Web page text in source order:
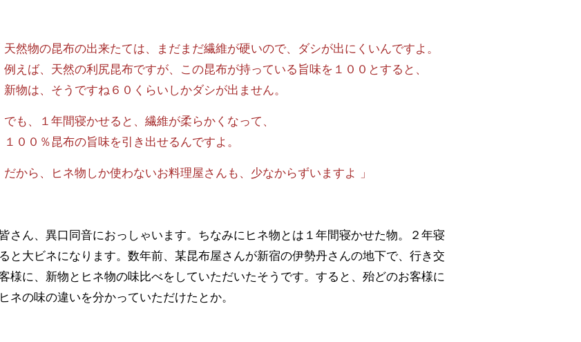
天然物の昆布の出来たては、まだまだ繊維が硬いので、ダシが出にくいんですよ。
えば、天然の利尻昆布ですが、この昆布が持っている旨味を１００とすると、
物は、そうですね６０くらいしかダシが出ません。
も、１年間寝かせると、繊維が柔らかくなって、
００％昆布の旨味を引き出せるんですよ。
から、ヒネ物しか使わないお料理屋さんも、少なからずいますよ 」
さん、異口同音におっしゃいます。ちなみにヒネ物とは１年間寝かせた物。２年寝
と大ビネになります。数年前、某昆布屋さんが新宿の伊勢丹さんの地下で、行き交
様に、新物とヒネ物の味比べをしていただいたそうです。すると、殆どのお客様に
ネの味の違いを分かっていただけたとか。